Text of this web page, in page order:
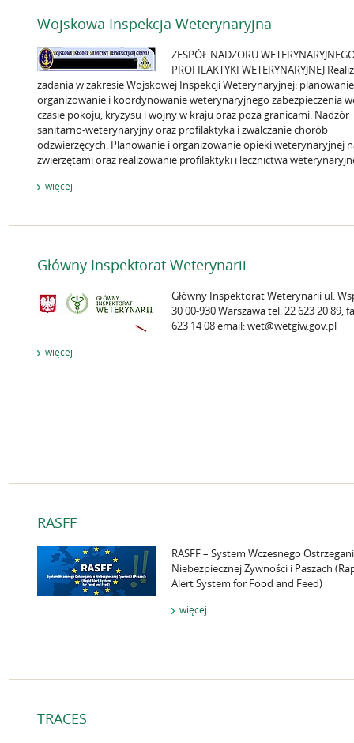
Wojskowa Inspekcja Weterynaryjna
ZESPÓŁ NADZORU
PROFILAKTYKI WETERYNARYJNEJ
zadania w zakresie Wojskowej Inspekcji Weterynaryjnej:
organizowanie i koordynowanie weterynaryjnego zabezpieczenia
czasie pokoju, kryzysu i wojny w kraju oraz poza granicami. Nadzór
sanitarno-weterynaryjny oraz profilaktyka i zwalczanie chorób
odzwierzęcych. Planowanie i organizowanie opieki weterynaryjnej
zwierzętami oraz realizowanie profilaktyki i lecznictwa
więcej
Główny Inspektorat Weterynarii
Główny Inspektorat Weterynarii ul.
30 00-930 Warszawa tel. 22 623 20 89,
623 14 08 email: wet@wetgiw.gov.pl
więcej
RASFF
RASFF – System Wczesnego
Niebezpiecznej Żywności i Paszach
Alert System for Food and Feed)
więcej
TRACES